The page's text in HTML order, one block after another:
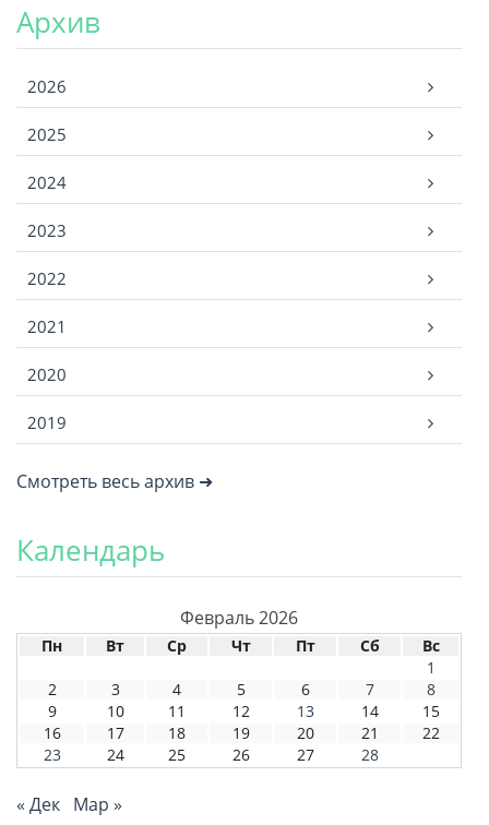
Архив
2026
2025
2024
2023
2022
2021
2020
2019
Смотреть весь архив ➜
Календарь
Февраль 2026
Пн Вт Ср Чт Пт Сб
Вс
1
2
3 4 5 6 7
8
9
10 11 12 13 14
15
16
17 18 19 20 21
22
23
24 25 26 27 28
« Дек Мар »